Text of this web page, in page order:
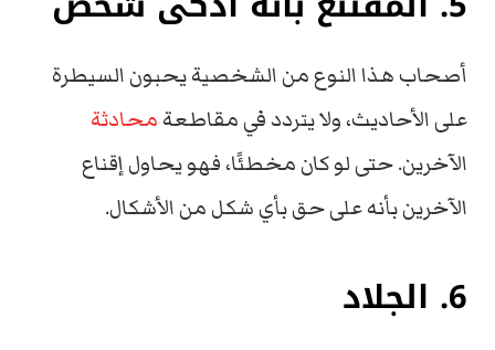
أصحاب هذا النوع من الشخصية يحبون السيطرة
على الأحاديث، ولا يتردد في مقاطعةمحادثة
الآخرين. حتى لو كان مخطئًا، فهو يحاول إقناع
الآخرين بأنه على حق بأي شكل من الأشكال.
6. الجلاد